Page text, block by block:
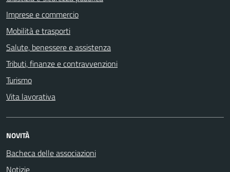
Imprese e commercio
Mobilità e trasporti
Salute, benessere e assistenza
Tributi, finanze e contravvenzioni
Turismo
Vita lavorativa
NOVITÀ
Bacheca delle associazioni
Notizie